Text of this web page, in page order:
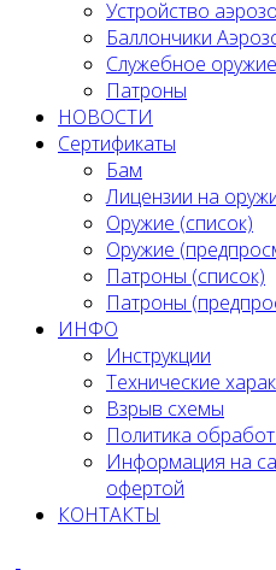
Устройство
Баллончики
Служебное оружие
Патроны
НОВОСТИ
Сертификаты
Бам
Лицензии на
Оружие (список)
Оружие
Патроны (список)
Патроны
ИНФО
Инструкции
Технические
Взрыв схемы
Политика
Информация на
офертой
КОНТАКТЫ